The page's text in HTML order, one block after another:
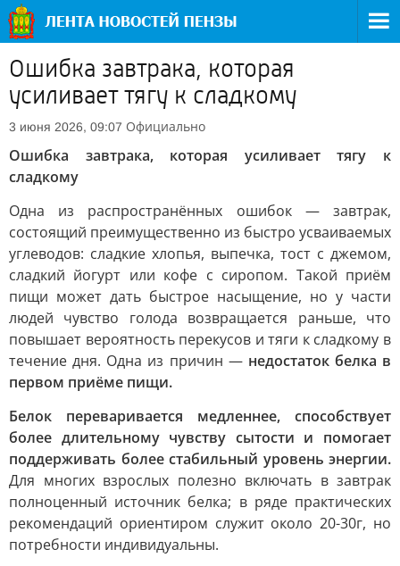
Ошибка завтрака, которая
усиливает тягу к сладкому
3 июня 2026, 09:07 Официально
Ошибка завтрака, которая усиливает тягу к
сладкому
Одна из распространённых ошибок — завтрак,
состоящий преимущественно из быстро усваиваемых
углеводов: сладкие хлопья, выпечка, тост с джемом,
сладкий йогурт или кофе с сиропом. Такой приём
пищи может дать быстрое насыщение, но у части
людей чувство голода возвращается раньше, что
повышает вероятность перекусов и тяги к сладкому в
течение дня. Одна из причин — недостаток белка в
первом приёме пищи.
Белок переваривается медленнее, способствует
более длительному чувству сытости и помогает
поддерживать более стабильный уровень энергии.
Для многих взрослых полезно включать в завтрак
полноценный источник белка; в ряде практических
рекомендаций ориентиром служит около 20-30г, но
потребности индивидуальны.